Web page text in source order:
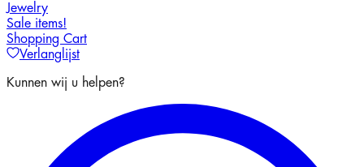
Jewelry
Sale items!
Shopping Cart
Verlanglijst
Kunnen wij u helpen?